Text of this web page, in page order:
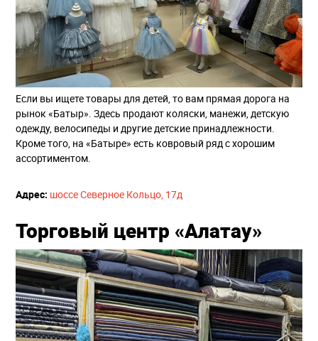
Если вы ищете товары для детей, то вам прямая дорога на
рынок «Батыр». Здесь продают коляски, манежи, детскую
одежду, велосипеды и другие детские принадлежности.
Кроме того, на «Батыре» есть ковровый ряд с хорошим
ассортиментом.
Адрес: шоссе Северное Кольцо, 17д
Торговый центр «Алатау»